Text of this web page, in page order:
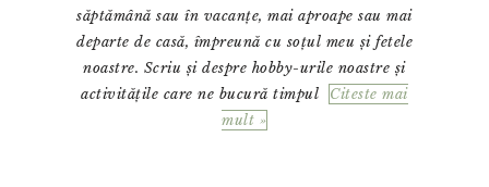
săptămână sau în vacanțe, mai aproape sau mai
departe de casă, împreună cu soțul meu și fetele
noastre. Scriu și despre hobby-urile noastre și
activitățile care ne bucură timpul
Citeste mai
mult »